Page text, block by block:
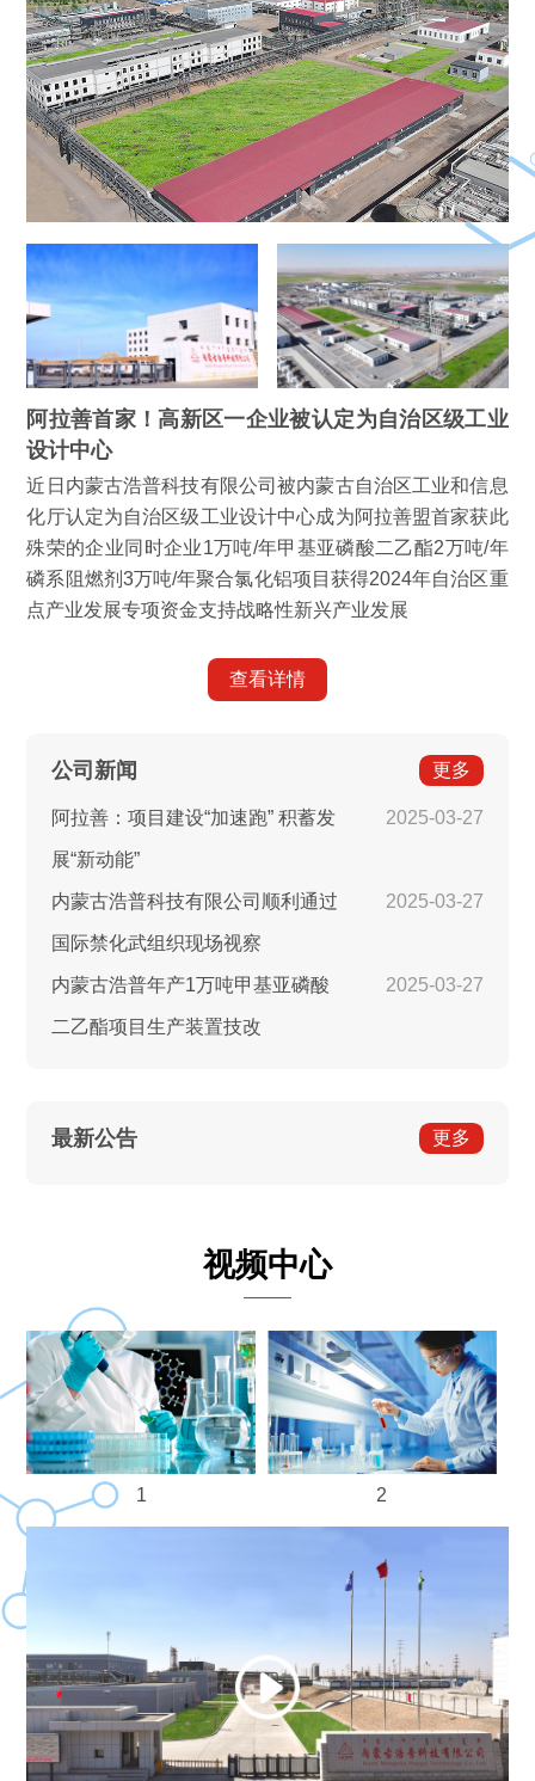
阿拉善首家！高新区一企业被认定为自治区级工业
设计中心
近日内蒙古浩普科技有限公司被内蒙古自治区工业和信息
化厅认定为自治区级工业设计中心成为阿拉善盟首家获此
殊荣的企业同时企业1万吨/年甲基亚磷酸二乙酯2万吨/年
磷系阻燃剂3万吨/年聚合氯化铝项目获得2024年自治区重
点产业发展专项资金支持战略性新兴产业发展
查看详情
公司新闻 更多
阿拉善：项目建设“加速跑” 积蓄发
展“新动能”
2025-03-27
内蒙古浩普科技有限公司顺利通过
国际禁化武组织现场视察
2025-03-27
内蒙古浩普年产1万吨甲基亚磷酸
二乙酯项目生产装置技改
2025-03-27
最新公告 更多
视频中心
1 2